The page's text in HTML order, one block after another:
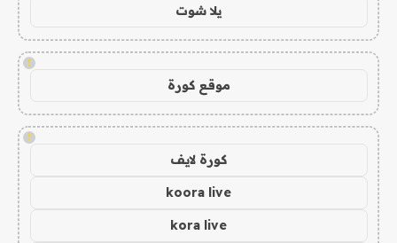
يلا شوت
!
موقع كورة
!
كورة لايف
koora live
kora live